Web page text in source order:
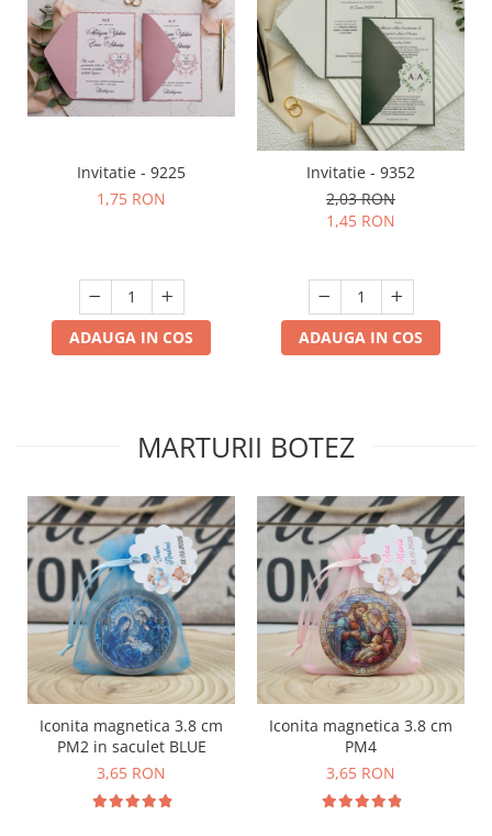
Invitatie - 9225
1,75 RON
ADAUGA IN COS
Invitatie - 9352
2,03 RON
1,45 RON
ADAUGA IN COS
MARTURII BOTEZ
Iconita magnetica 3.8 cm
PM2 in saculet BLUE
3,65 RON
Iconita magnetica 3.8 cm
PM4
3,65 RON